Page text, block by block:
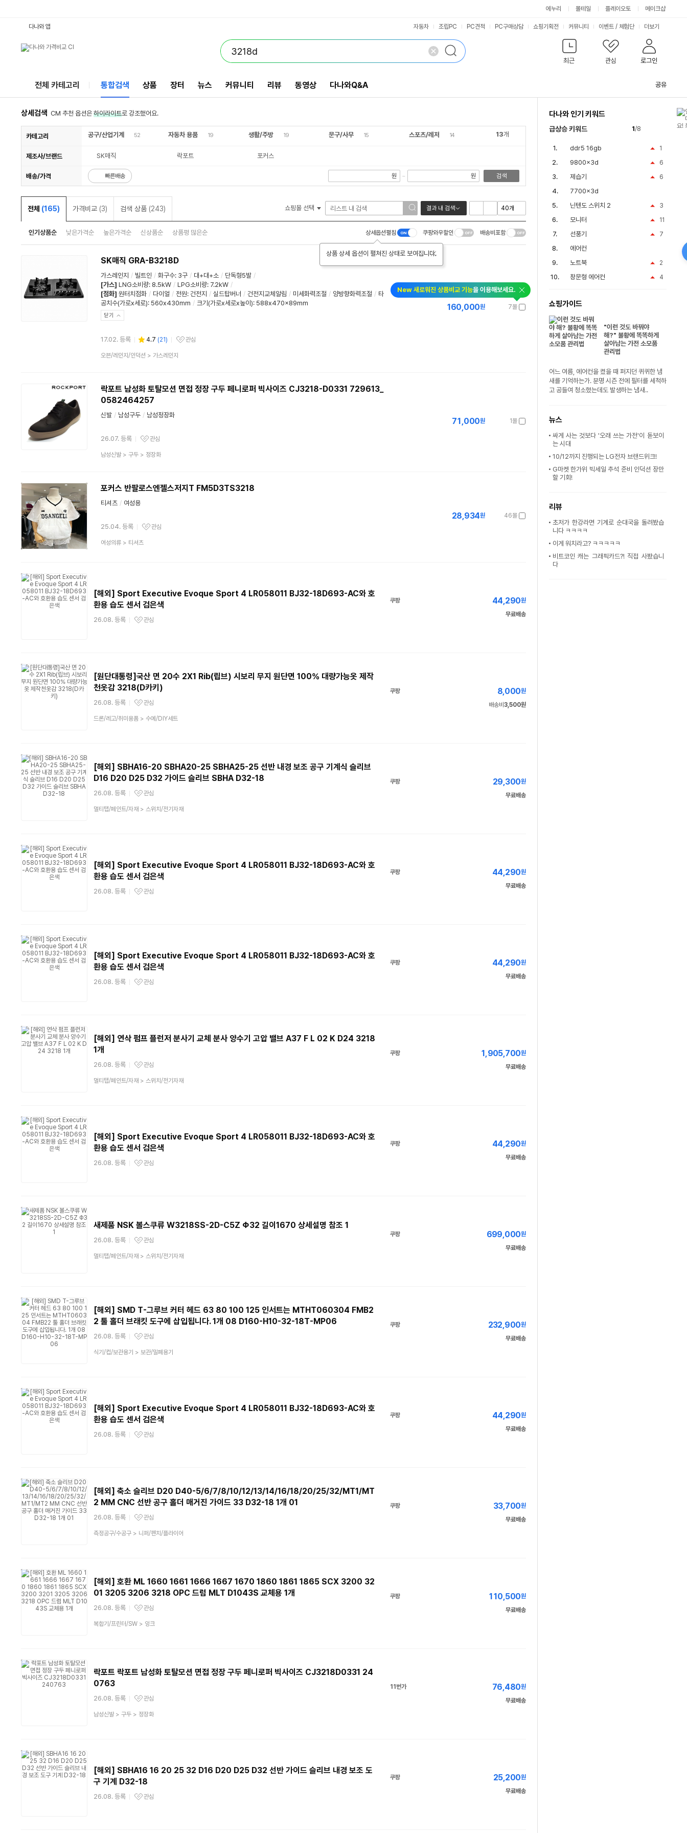
에누리 몰테일 플레이오토 메이크샵
최근 관심 로그인
다나와 앱 자동차 조립PC PC견적 PC구매상담 쇼핑기획전 커뮤니티 이벤트 / 체험단 더보기
전체 카테고리 통합검색 상품 장터 뉴스 커뮤니티 리뷰 동영상 다나와Q&A 공유
상세검색 CM 추천 옵션은 하이라이트로 강조했어요.
카테고리 공구/산업기계 52 자동차 용품 19 생활/주방 19 문구/사무 15 스포츠/레저 14 13개
제조사/브랜드 SK매직 락포트 포커스
배송/가격 빠른배송 원 ~ 원 검색
전체 (165) 가격비교 (3) 검색 상품 (243) 쇼핑몰 선택 결과 내 검색
인기상품순 낮은가격순 높은가격순 신상품순 상품평 많은순 상세옵션펼침
상품 상세 옵션이 펼쳐진 상태로 보여집니다.
쿠팡와우할인 배송비포함
SK매직 GRA-B3218D
가스레인지 / 빌트인 / 화구수: 3구 / 대+대+소 / 단독형5발 /
[가스] LNG소비량: 8.5kW / LPG소비량: 7.2kW /
[점화] 원터치점화 / 다이얼 / 전원: 건전지 / 실드탑버너 / 건전지교체알림 / 미세화력조절 / 양방향화력조절 / 타
공치수(가로x세로): 560x430mm / 크기(가로x세로x높이): 588x470x89mm
닫기
17.02. 등록 4.7 (21)
관심상품
관심
상
오븐/레인지/인덕션 > 가스레인지
New 새로워진 상품비교 기능을 이용해보세요.
7몰
160,000원
락포트 남성화 토탈모션 면접 정장 구두 페니로퍼 빅사이즈 CJ3218-D0331 729613_
0582464257
신발 / 남성구두 / 남성정장화
26.07. 등록
관심상품
관심
상
남성신발> 구두> 정장화
1몰
71,000원
포커스 반팔로스엔젤스저지T FM5D3TS3218
티셔츠 / 여성용
25.04. 등록
관심상품
관심
상
여성의류> 티셔츠
46몰
28,934원
[해외] Sport Executive Evoque Sport 4 LR058011 BJ32-18D693-AC와 호
환용 습도 센서 검은색
26.08. 등록
관심상품
관심
쿠팡 44,290원
무료배송
[원단대통령]국산 면 20수 2X1 Rib(립브) 시보리 무지 원단면 100% 대량가능옷 제작
천옷감 3218(D카키)
26.08. 등록
관심상품
관심
상
드론/레고/취미용품> 수예/DIY세트
쿠팡 8,000원
배송비 3,500원
[해외] SBHA16-20 SBHA20-25 SBHA25-25 선반 내경 보조 공구 기계식 슬리브
D16 D20 D25 D32 가이드 슬리브 SBHA D32-18
26.08. 등록
관심상품
관심
상
멀티탭/페인트/자재 > 스위치/전기자재
쿠팡 29,300원
무료배송
[해외] Sport Executive Evoque Sport 4 LR058011 BJ32-18D693-AC와 호
환용 습도 센서 검은색
26.08. 등록
관심상품
관심
쿠팡 44,290원
무료배송
[해외] Sport Executive Evoque Sport 4 LR058011 BJ32-18D693-AC와 호
환용 습도 센서 검은색
26.08. 등록
관심상품
관심
쿠팡 44,290원
무료배송
[해외] 연삭 펌프 플런저 분사기 교체 분사 양수기 고압 밸브 A37 F L 02 K D24 3218
1개
26.08. 등록
관심상품
관심
상
멀티탭/페인트/자재 > 스위치/전기자재
쿠팡 1,905,700원
무료배송
[해외] Sport Executive Evoque Sport 4 LR058011 BJ32-18D693-AC와 호
환용 습도 센서 검은색
26.08. 등록
관심상품
관심
쿠팡 44,290원
무료배송
새제품 NSK 볼스쿠류 W3218SS-2D-C5Z Φ32 길이1670 상세설명 참조 1
26.08. 등록
관심상품
관심
상
멀티탭/페인트/자재 > 스위치/전기자재
쿠팡 699,000원
무료배송
[해외] SMD T-그루브 커터 헤드 63 80 100 125 인서트는 MTHT060304 FMB2
2 툴 홀더 브래킷 도구에 삽입됩니다. 1개 08 D160-H10-32-18T-MP06
26.08. 등록
관심상품
관심
상
식기/컵/보관용기 > 보관/밀폐용기
쿠팡 232,900원
무료배송
[해외] Sport Executive Evoque Sport 4 LR058011 BJ32-18D693-AC와 호
환용 습도 센서 검은색
26.08. 등록
관심상품
관심
쿠팡 44,290원
무료배송
[해외] 축소 슬리브 D20 D40-5/6/7/8/10/12/13/14/16/18/20/25/32/MT1/MT
2 MM CNC 선반 공구 홀더 매거진 가이드 33 D32-18 1개 01
26.08. 등록
관심상품
관심
상
측정공구/수공구> 니퍼/펜치/플라이어
쿠팡 33,700원
무료배송
[해외] 호환 ML 1660 1661 1666 1667 1670 1860 1861 1865 SCX 3200 32
01 3205 3206 3218 OPC 드럼 MLT D1043S 교체용 1개
26.08. 등록
관심상품
관심
상
복합기/프린터/SW> 잉크
쿠팡 110,500원
무료배송
락포트 락포트 남성화 토탈모션 면접 정장 구두 페니로퍼 빅사이즈 CJ3218D0331 24
0763
26.08. 등록
관심상품
관심
상
남성신발> 구두> 정장화
11번가 76,480원
무료배송
[해외] SBHA16 16 20 25 32 D16 D20 D25 D32 선반 가이드 슬리브 내경 보조 도
구 기계 D32-18
26.08. 등록
관심상품
관심
쿠팡 25,200원
무료배송
다나와 인기 키워드
급상승 키워드 1/8
1
ddr5 16gb
6
9800x3d
6
제습기
7700x3d
3
닌텐도 스위치 2
11
모니터
7
선풍기
에어컨
2
노트북
4
창문형 에어컨
쇼핑가이드
"이런 것도 바꿔야
해?" 불황에 똑똑하게
살아남는 가전 소모품
관리법
어느 여름, 에어컨을 켰을 때 퍼지던 퀴퀴한 냄
새를 기억하는가. 분명 시즌 전에 필터를 세척하
고 공들여 청소했는데도 발생하는 냄새..
뉴스
싸게 사는 것보다 '오래 쓰는 가전'이 돋보이
는 시대
10/12까지 진행되는 LG전자 브랜드위크!
G마켓 한가위 빅세일 추석 준비 인덕션 장만
할 기회!
리뷰
초저가 한강라면 기계로 순대국을 돌려봤습
니다 ㅋㅋㅋㅋ
이게 워치라고? ㅋㅋㅋㅋㅋ
비트코인 캐는 그래픽카드?! 직접 사봤습니
다